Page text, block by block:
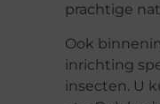
prachtige
Ook
inrichting
insecten. U